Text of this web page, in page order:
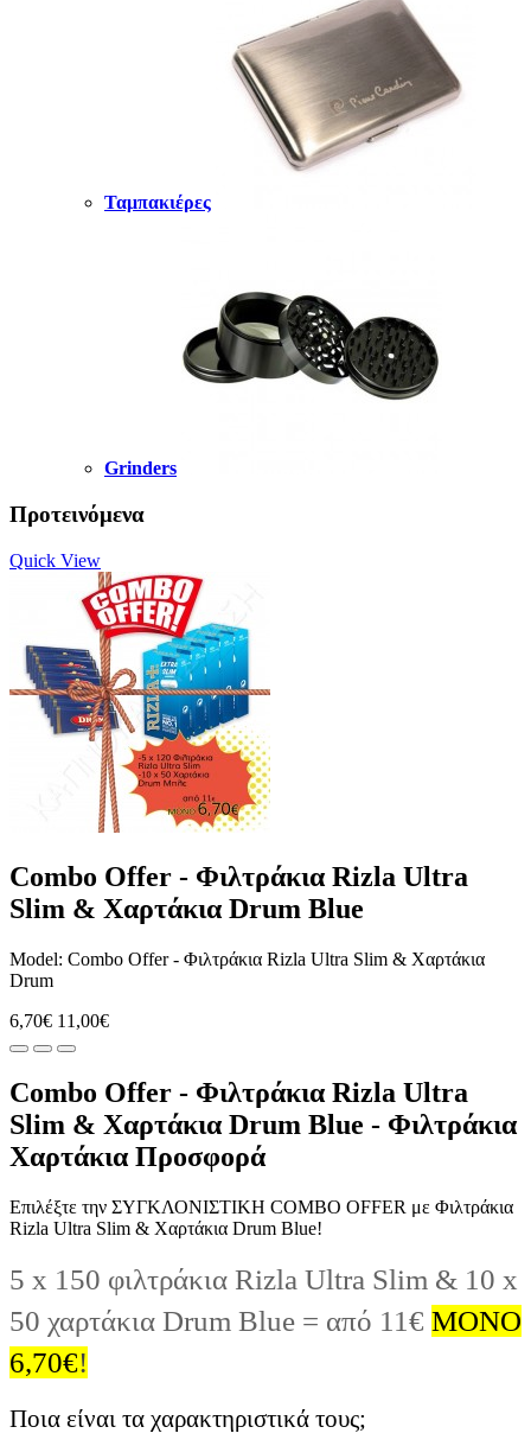
Ταμπακιέρες
Grinders
Προτεινόμενα
Quick View
Combo Offer - Φιλτράκια Rizla Ultra
Slim & Χαρτάκια Drum Blue
Model: Combo Offer - Φιλτράκια Rizla Ultra Slim & Χαρτάκια
Drum
6,70€ 11,00€
Combo Offer - Φιλτράκια Rizla Ultra
Slim & Χαρτάκια Drum Blue - Φιλτράκια
Χαρτάκια Προσφορά
Επιλέξτε την ΣΥΓΚΛΟΝΙΣΤΙΚΗ COMBO OFFER με Φιλτράκια
Rizla Ultra Slim & Χαρτάκια Drum Blue!
5 x 150 φιλτράκια Rizla Ultra Slim & 10 x
50 χαρτάκια Drum Blue = από 11€ ΜΟΝΟ
6,70€!
Ποια είναι τα χαρακτηριστικά τους;